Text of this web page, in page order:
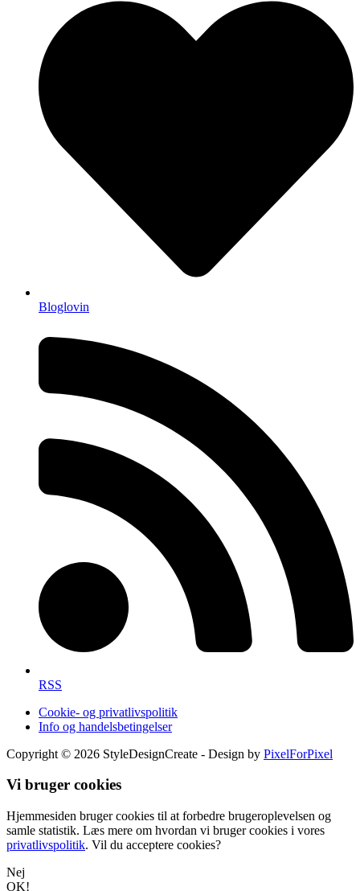
Bloglovin
RSS
Cookie- og privatlivspolitik
Info og handelsbetingelser
Copyright © 2026 StyleDesignCreate - Design by PixelForPixel
Vi bruger cookies
Hjemmesiden bruger cookies til at forbedre brugeroplevelsen og
samle statistik. Læs mere om hvordan vi bruger cookies i vores
privatlivspolitik. Vil du acceptere cookies?
Nej
OK!